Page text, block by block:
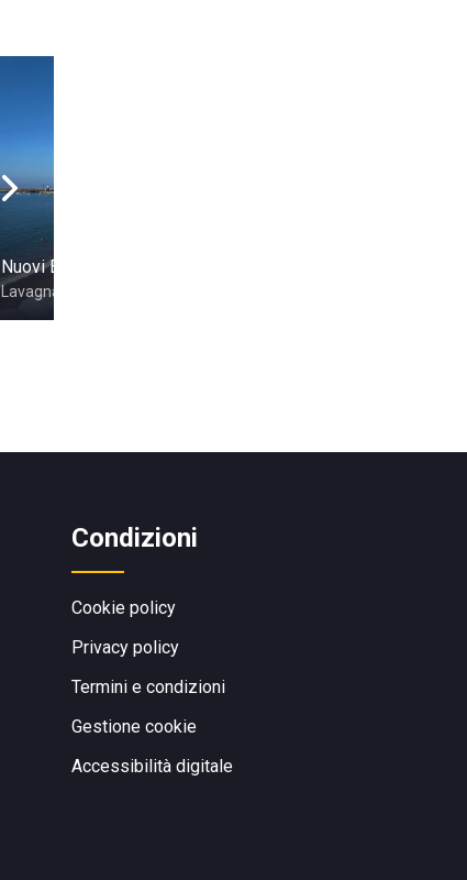
Nuovi Bagni Marini
Lavagna
Condizioni
Cookie policy
Privacy policy
Termini e condizioni
Gestione cookie
Accessibilità digitale